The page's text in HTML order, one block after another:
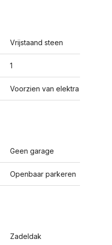
Vrijstaand steen
1
Voorzien van elektra
Geen garage
Openbaar parkeren
Zadeldak